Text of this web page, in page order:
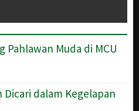
Pahlawan Muda di MCU
Dicari dalam Kegelapan